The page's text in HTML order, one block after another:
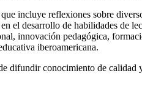
incluye reflexiones sobre
el desarrollo de habilidades de
innovación pedagógica,
iberoamericana.
difundir conocimiento de